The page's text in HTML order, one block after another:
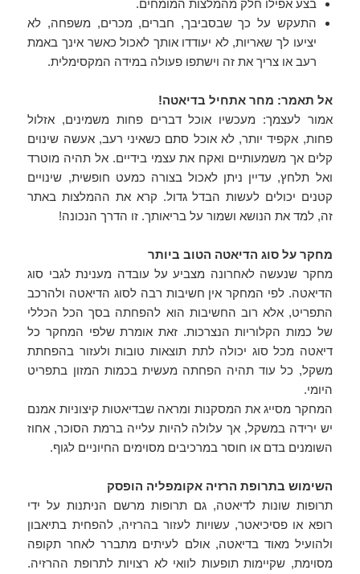
בצע אפילו חלק מהמלצות המומחים.
התעקש על כך שבסביבך, חברים, מכרים, משפחה, לא
יציעו לך שאריות, לא יעודדו אותך לאכול כאשר אינך באמת
רעב או צריך את זה וישתפו פעולה במידה המקסימלית.
אל תאמר: מחר אתחיל בדיאטה!
אמור לעצמך: מעכשיו אוכל דברים פחות משמינים, אזלול
פחות, אקפיד יותר, לא אוכל סתם כשאיני רעב, אעשה שינוים
קלים אך משמעותיים ואקח את עצמי בידיים. אל תהיה מוטרד
ואל תלחץ, עדיין ניתן לאכול בצורה כמעט חופשית, שינויים
קטנים יכולים לעשות הבדל גדול. קרא את ההמלצות באתר
זה, למד את הנושא ושמור על בריאותך. זו הדרך הנכונה!
מחקר על סוג הדיאטה הטוב ביותר
מחקר שנעשה לאחרונה מצביע על עובדה מענינת לגבי סוג
הדיאטה. לפי המחקר אין חשיבות רבה לסוג הדיאטה ולהרכב
התפריט, אלא רוב החשיבות הוא להפחתה בסך הכל הכללי
של כמות הקלוריות הנצרכות. זאת אומרת שלפי המחקר כל
דיאטה מכל סוג יכולה לתת תוצאות טובות ולעזור בהפחתת
משקל, כל עוד תהיה הפחתה מעשית בכמות המזון בתפריט
היומי.
המחקר מסייג את המסקנות ומראה שבדיאטות קיצוניות אמנם
יש ירידה במשקל, אך עלולה להיות עלייה ברמת הסוכר, אחוז
השומנים בדם או חוסר במרכיבים מסוימים החיוניים לגוף.
השימוש בתרופת הרזיה אקומפליה הופסק
תרופות שונות לדיאטה, גם תרופות מרשם הניתנות על ידי
רופא או פסיכיאטר, עשויות לעזור בהרזיה, להפחית בתיאבון
ולהועיל מאוד בדיאטה, אולם לעיתים מתברר לאחר תקופה
מסוימת, שקיימות תופעות לוואי לא רצויות לתרופת ההרזיה.